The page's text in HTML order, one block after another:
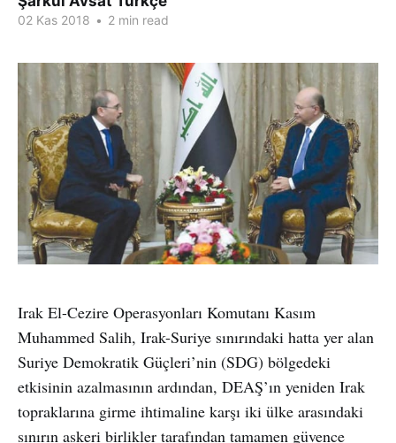
02 Kas 2018 • 2 min read
Irak El-Cezire Operasyonları Komutanı Kasım
Muhammed Salih, Irak-Suriye sınırındaki hatta yer alan
Suriye Demokratik Güçleri’nin (SDG) bölgedeki
etkisinin azalmasının ardından, DEAŞ’ın yeniden Irak
topraklarına girme ihtimaline karşı iki ülke arasındaki
sınırın askeri birlikler tarafından tamamen güvence